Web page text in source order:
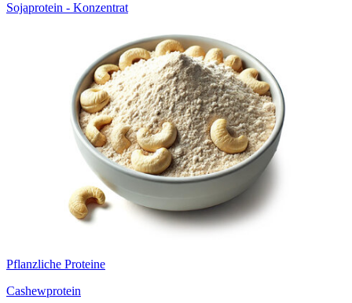
Sojaprotein - Konzentrat
Pflanzliche Proteine
Cashewprotein